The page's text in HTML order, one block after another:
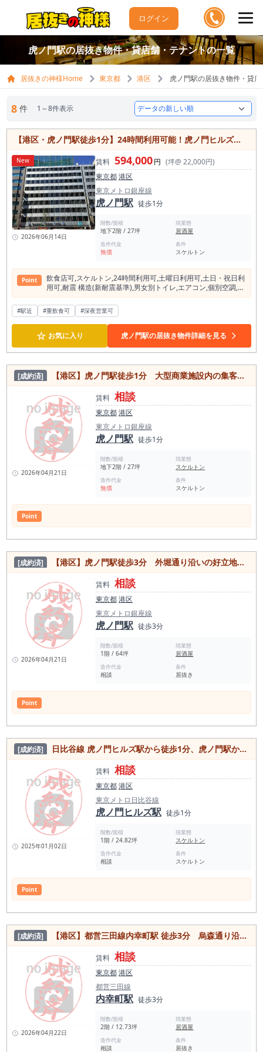
ログイン
虎ノ門駅の居抜き物件・貸店舗・テナントの一覧
居抜きの神様Home 東京都 港区 虎ノ門駅の居抜き物件・貸
8 件 1～8件表示
【港区・虎ノ門駅徒歩1分】24時間利用可能！虎ノ門ヒルズ徒歩圏の飲食可物件
New
2026年06月14日
賃料 594,000円 (坪@ 22,000円)
東京都港区
東京メトロ銀座線
虎ノ門駅 徒歩1分
階数/面積
地下2階 / 27坪
現業態
居酒屋
造作代金
無償
条件
スケルトン
Point
飲⾷店可,スケルトン,24時間利⽤可,⼟曜⽇利⽤可,⼟⽇・祝⽇利
⽤可,耐震 構造(新耐震基準),男⼥別トイレ,エアコン,個別空調,光
ファイバー,有⼈警備,エレベーター,エレベーター２基以上
#駅近 #重飲食可 #深夜営業可
☆ お気に入り 虎ノ門駅の居抜き物件詳細を見る
[成約済] 【港区】虎ノ門駅徒歩1分 大型商業施設内の集客力抜群◎店舗
2026年04月21日
賃料 相談
東京都港区
東京メトロ銀座線
虎ノ門駅 徒歩1分
階数/面積
地下2階 / 27坪
現業態
スケルトン
造作代金
無償
条件
スケルトン
Point
[成約済] 【港区】虎ノ門駅徒歩3分 外堀通り沿いの好立地！1階路面居抜き物件
2026年04月21日
賃料 相談
東京都港区
東京メトロ銀座線
虎ノ門駅 徒歩3分
階数/面積
1階 / 64坪
現業態
居酒屋
造作代金
相談
条件
居抜き
Point
[成約済] 日比谷線 虎ノ門ヒルズ駅から徒歩1分、虎ノ門駅からも徒歩4分！人気の虎ノ門ヒルズエリアのスケルトン物件
2025年01月02日
賃料 相談
東京都港区
東京メトロ日比谷線
虎ノ門ヒルズ駅 徒歩1分
階数/面積
1階 / 24.82坪
現業態
スケルトン
造作代金
相談
条件
スケルトン
Point
[成約済] 【港区】都営三田線内幸町駅 徒歩3分 烏森通り沿い・日比谷通り入ってすぐの好立地物件！
2026年04月22日
賃料 相談
東京都港区
都営三田線
内幸町駅 徒歩3分
階数/面積
2階 / 12.73坪
現業態
居酒屋
造作代金
相談
条件
居抜き